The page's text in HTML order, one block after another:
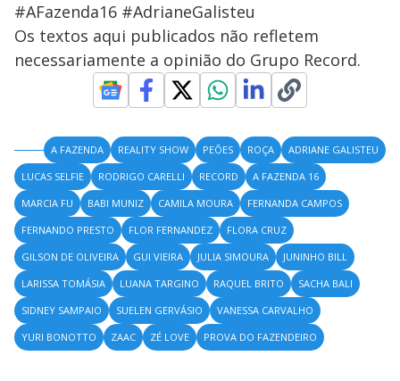
#AFazenda16 #AdrianeGalisteu
Os textos aqui publicados não refletem
necessariamente a opinião do Grupo Record.
A FAZENDA REALITY SHOW PEÕES ROÇA
ADRIANE GALISTEU
LUCAS SELFIE
RODRIGO CARELLI RECORD
A FAZENDA 16
MARCIA FU
BABI MUNIZ CAMILA MOURA
FERNANDA CAMPOS
FERNANDO PRESTO
FLOR FERNANDEZ
FLORA CRUZ
GILSON DE OLIVEIRA
GUI VIEIRA JULIA SIMOURA
JUNINHO BILL
LARISSA TOMÁSIA
LUANA TARGINO RAQUEL BRITO
SACHA BALI
SIDNEY SAMPAIO
SUELEN GERVÁSIO
VANESSA CARVALHO
YURI BONOTTO
ZAAC ZÉ LOVE PROVA DO FAZENDEIRO